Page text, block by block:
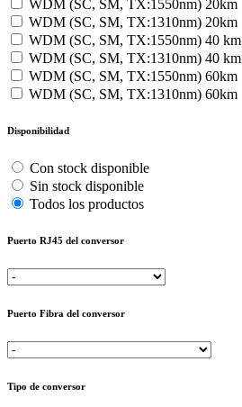
WDM (SC, SM, TX:1550nm) 20km
WDM (SC, SM, TX:1310nm) 20km
WDM (SC, SM, TX:1550nm) 40 km
WDM (SC, SM, TX:1310nm) 40 km
WDM (SC, SM, TX:1550nm) 60km
WDM (SC, SM, TX:1310nm) 60km
Disponibilidad
Con stock disponible
Sin stock disponible
Todos los productos
Puerto RJ45 del conversor
Puerto Fibra del conversor
Tipo de conversor